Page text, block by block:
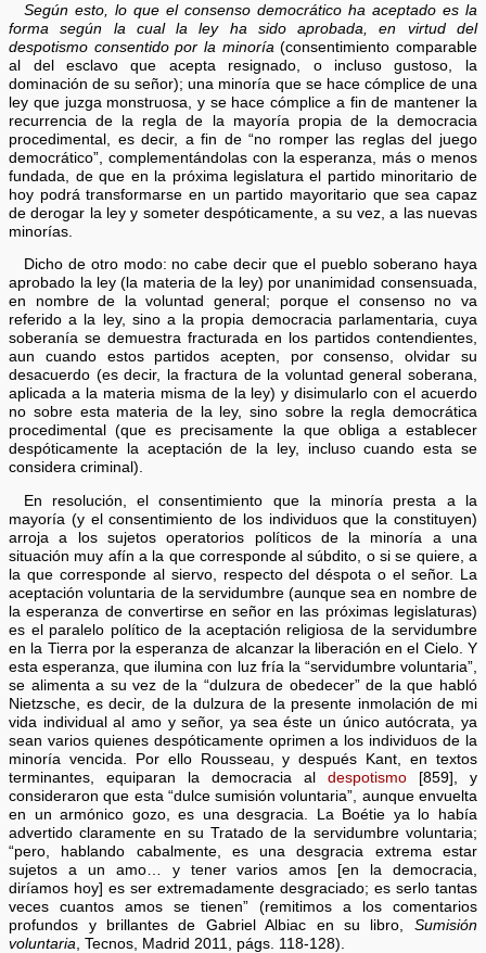
Según esto, lo que el consenso democrático ha aceptado es la
forma según la cual la ley ha sido aprobada, en virtud del
despotismo consentido por la minoría (consentimiento comparable
al del esclavo que acepta resignado, o incluso gustoso, la
dominación de su señor); una minoría que se hace cómplice de una
ley que juzga monstruosa, y se hace cómplice a fin de mantener la
recurrencia de la regla de la mayoría propia de la democracia
procedimental, es decir, a fin de “no romper las reglas del juego
democrático”, complementándolas con la esperanza, más o menos
fundada, de que en la próxima legislatura el partido minoritario de
hoy podrá transformarse en un partido mayoritario que sea capaz
de derogar la ley y someter despóticamente, a su vez, a las nuevas
minorías.
Dicho de otro modo: no cabe decir que el pueblo soberano haya
aprobado la ley (la materia de la ley) por unanimidad consensuada,
en nombre de la voluntad general; porque el consenso no va
referido a la ley, sino a la propia democracia parlamentaria, cuya
soberanía se demuestra fracturada en los partidos contendientes,
aun cuando estos partidos acepten, por consenso, olvidar su
desacuerdo (es decir, la fractura de la voluntad general soberana,
aplicada a la materia misma de la ley) y disimularlo con el acuerdo
no sobre esta materia de la ley, sino sobre la regla democrática
procedimental (que es precisamente la que obliga a establecer
despóticamente la aceptación de la ley, incluso cuando esta se
considera criminal).
En resolución, el consentimiento que la minoría presta a la
mayoría (y el consentimiento de los individuos que la constituyen)
arroja a los sujetos operatorios políticos de la minoría a una
situación muy afín a la que corresponde al súbdito, o si se quiere, a
la que corresponde al siervo, respecto del déspota o el señor. La
aceptación voluntaria de la servidumbre (aunque sea en nombre de
la esperanza de convertirse en señor en las próximas legislaturas)
es el paralelo político de la aceptación religiosa de la servidumbre
en la Tierra por la esperanza de alcanzar la liberación en el Cielo. Y
esta esperanza, que ilumina con luz fría la “servidumbre voluntaria”,
se alimenta a su vez de la “dulzura de obedecer” de la que habló
Nietzsche, es decir, de la dulzura de la presente inmolación de mi
vida individual al amo y señor, ya sea éste un único autócrata, ya
sean varios quienes despóticamente oprimen a los individuos de la
minoría vencida. Por ello Rousseau, y después Kant, en textos
terminantes, equiparan la democracia al despotismo[859], y
consideraron que esta “dulce sumisión voluntaria”, aunque envuelta
en un armónico gozo, es una desgracia. La Boétie ya lo había
advertido claramente en su Tratado de la servidumbre voluntaria;
“pero, hablando cabalmente, es una desgracia extrema estar
sujetos a un amo… y tener varios amos [en la democracia,
diríamos hoy] es ser extremadamente desgraciado; es serlo tantas
veces cuantos amos se tienen” (remitimos a los comentarios
profundos y brillantes de Gabriel Albiac en su libro, Sumisión
voluntaria , Tecnos, Madrid 2011, págs. 118-128).